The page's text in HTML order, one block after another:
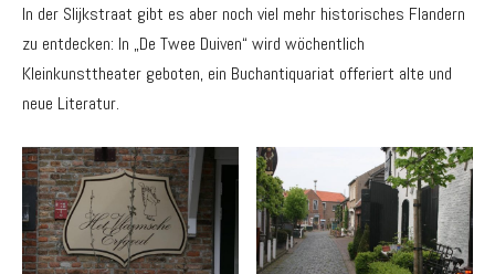
In der Slijkstraat gibt es aber noch viel mehr historisches Flandern
zu entdecken: In „De Twee Duiven“ wird wöchentlich
Kleinkunsttheater geboten, ein Buchantiquariat offeriert alte und
neue Literatur.